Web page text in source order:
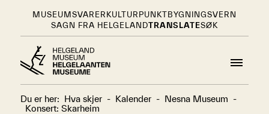
MUSEUMSVARER KULTURPUNKT BYGNINGSVERN
SAGN FRA HELGELANDTRANSLATESØK
Du er her: Hva skjer - Kalender - Nesna Museum -
Konsert: Skarheim